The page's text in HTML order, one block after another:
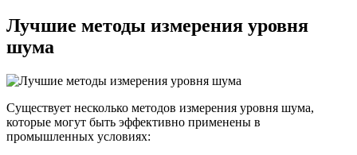
Лучшие методы измерения уровня
шума
Существует несколько методов измерения уровня шума,
которые могут быть эффективно применены в
промышленных условиях: